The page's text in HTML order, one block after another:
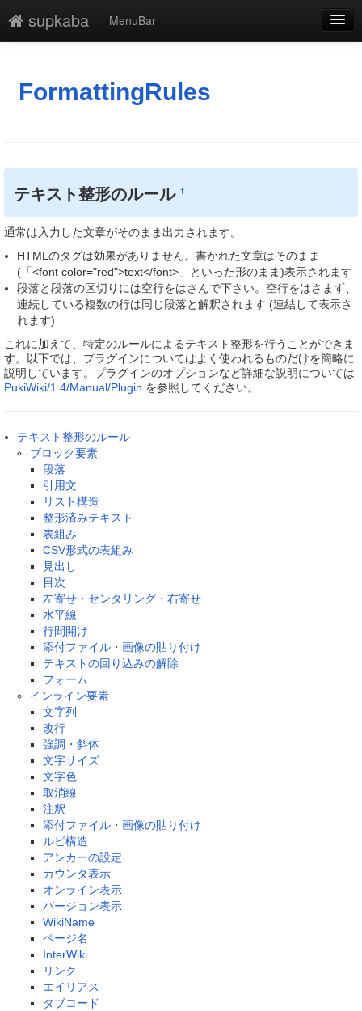
supkaba
MenuBar
添付
一覧
単語検索
FormattingRules
テキスト整形のルール†
通常は入力した文章がそのまま出力されます。
HTMLのタグは効果がありません。書かれた文章はそのまま
(「<font color="red">text</font>」といった形のまま)表示されます
段落と段落の区切りには空行をはさんで下さい。空行をはさまず、
連続している複数の行は同じ段落と解釈されます (連結して表示さ
れます)
これに加えて、特定のルールによるテキスト整形を行うことができま
す。以下では、プラグインについてはよく使われるものだけを簡略に
説明しています。プラグインのオプションなど詳細な説明については
PukiWiki/1.4/Manual/Plugin を参照してください。
テキスト整形のルール
ブロック要素
段落
引用文
リスト構造
整形済みテキスト
表組み
CSV形式の表組み
見出し
目次
左寄せ・センタリング・右寄せ
水平線
行間開け
添付ファイル・画像の貼り付け
テキストの回り込みの解除
フォーム
インライン要素
文字列
改行
強調・斜体
文字サイズ
文字色
取消線
注釈
添付ファイル・画像の貼り付け
ルビ構造
アンカーの設定
カウンタ表示
オンライン表示
バージョン表示
WikiName
ページ名
InterWiki
リンク
エイリアス
タブコード